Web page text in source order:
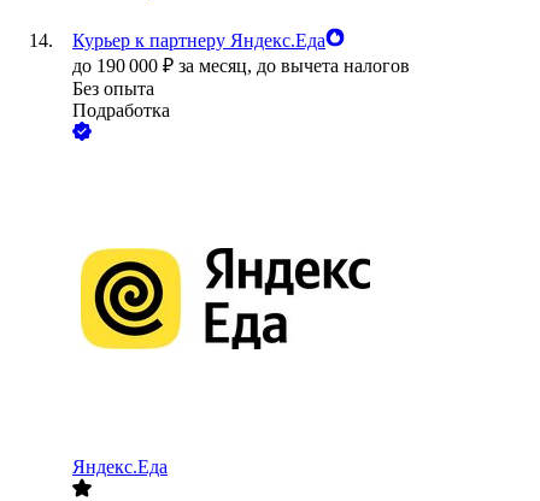
Курьер к партнеру Яндекс.Еда
до 190 000 ₽ за месяц, до вычета налогов
Без опыта
Подработка
Яндекс.Еда